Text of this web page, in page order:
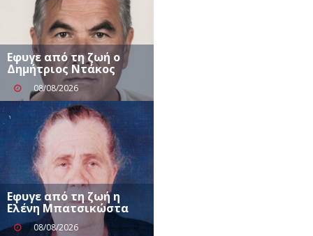
Eφυγε από τη ζωή ο
Δημήτριος Ντάκος
08/08/2026
Eφυγε από τη ζωή η
Ελένη Μπατσικώστα
08/08/2026